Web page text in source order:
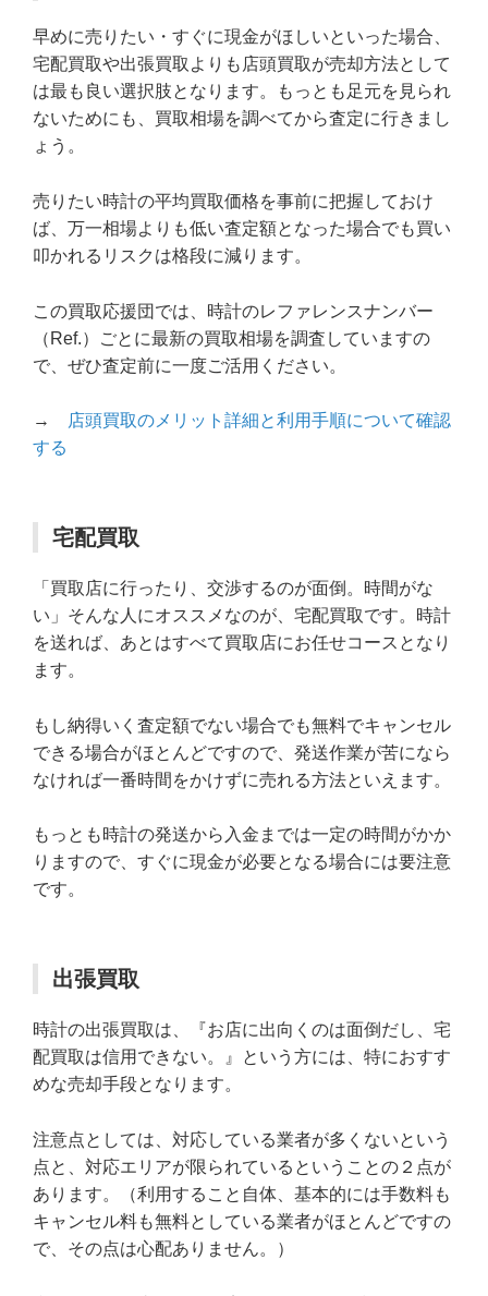
早めに売りたい・すぐに現金がほしいといった場合、
宅配買取や出張買取よりも店頭買取が売却方法として
は最も良い選択肢となります。もっとも足元を見られ
ないためにも、買取相場を調べてから査定に行きまし
ょう。
売りたい時計の平均買取価格を事前に把握しておけ
ば、万一相場よりも低い査定額となった場合でも買い
叩かれるリスクは格段に減ります。
この買取応援団では、時計のレファレンスナンバー
（Ref.）ごとに最新の買取相場を調査していますの
で、ぜひ査定前に一度ご活用ください。
→
店頭買取のメリット詳細と利用手順について確認
する
宅配買取
「買取店に行ったり、交渉するのが面倒。時間がな
い」そんな人にオススメなのが、宅配買取です。時計
を送れば、あとはすべて買取店にお任せコースとなり
ます。
もし納得いく査定額でない場合でも無料でキャンセル
できる場合がほとんどですので、発送作業が苦になら
なければ一番時間をかけずに売れる方法といえます。
もっとも時計の発送から入金までは一定の時間がかか
りますので、すぐに現金が必要となる場合には要注意
です。
出張買取
時計の出張買取は、『お店に出向くのは面倒だし、宅
配買取は信用できない。』という方には、特におすす
めな売却手段となります。
注意点としては、対応している業者が多くないという
点と、対応エリアが限られているということの２点が
あります。（利用すること自体、基本的には手数料も
キャンセル料も無料としている業者がほとんどですの
で、その点は心配ありません。）